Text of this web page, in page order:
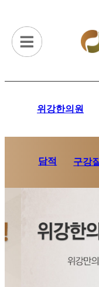
위강한의원
담적 구강